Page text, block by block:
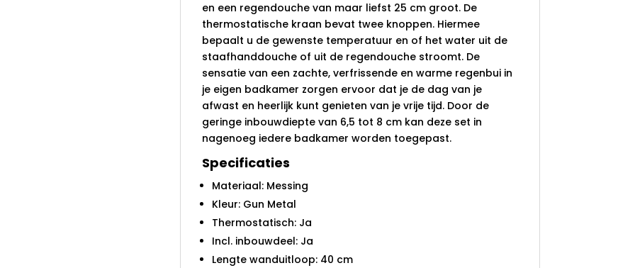
en een regendouche van maar liefst 25 cm groot. De
thermostatische kraan bevat twee knoppen. Hiermee
bepaalt u de gewenste temperatuur en of het water uit de
staafhanddouche of uit de regendouche stroomt. De
sensatie van een zachte, verfrissende en warme regenbui in
je eigen badkamer zorgen ervoor dat je de dag van je
afwast en heerlijk kunt genieten van je vrije tijd. Door de
geringe inbouwdiepte van 6,5 tot 8 cm kan deze set in
nagenoeg iedere badkamer worden toegepast.
Specificaties
Materiaal: Messing
Kleur: Gun Metal
Thermostatisch: Ja
Incl. inbouwdeel: Ja
Lengte wanduitloop: 40 cm